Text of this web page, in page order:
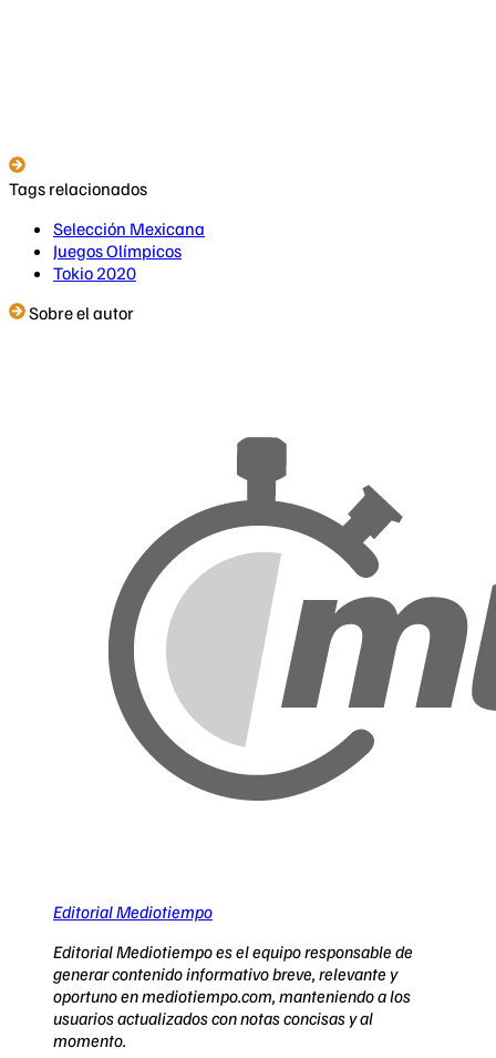
Tags relacionados
Selección Mexicana
Juegos Olímpicos
Tokio 2020
Sobre el autor
Editorial Mediotiempo
Editorial Mediotiempo es el equipo responsable de
generar contenido informativo breve, relevante y
oportuno en mediotiempo.com, manteniendo a los
usuarios actualizados con notas concisas y al
momento.